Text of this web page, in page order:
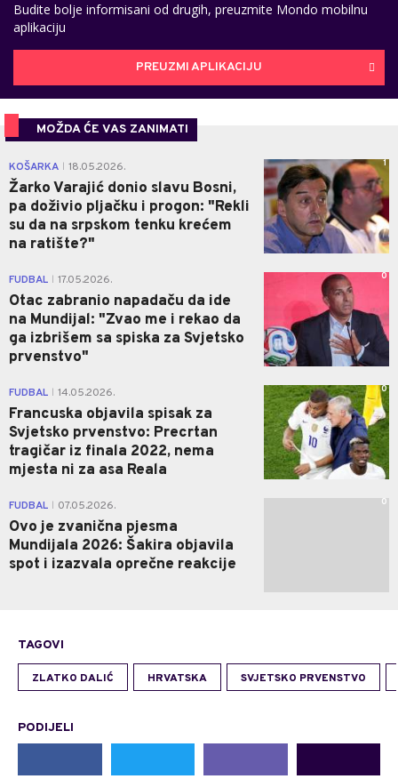
Budite bolje informisani od drugih, preuzmite Mondo mobilnu
aplikaciju
PREUZMI APLIKACIJU
MOŽDA ĆE VAS ZANIMATI
KOŠARKA 18.05.2026.
Žarko Varajić donio slavu Bosni,
pa doživio pljačku i progon: "Rekli
su da na srpskom tenku krećem
na ratište?"
1
FUDBAL 17.05.2026.
Otac zabranio napadaču da ide
na Mundijal: "Zvao me i rekao da
ga izbrišem sa spiska za Svjetsko
prvenstvo"
0
FUDBAL 14.05.2026.
Francuska objavila spisak za
Svjetsko prvenstvo: Precrtan
tragičar iz finala 2022, nema
mjesta ni za asa Reala
0
FUDBAL 07.05.2026.
Ovo je zvanična pjesma
Mundijala 2026: Šakira objavila
spot i izazvala oprečne reakcije
0
TAGOVI
ZLATKO DALIĆ HRVATSKA SVJETSKO PRVENSTVO
PODIJELI